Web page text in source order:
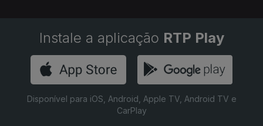
Instale a aplicação RTP Play
Disponível para iOS, Android, Apple TV, Android TV e
CarPlay